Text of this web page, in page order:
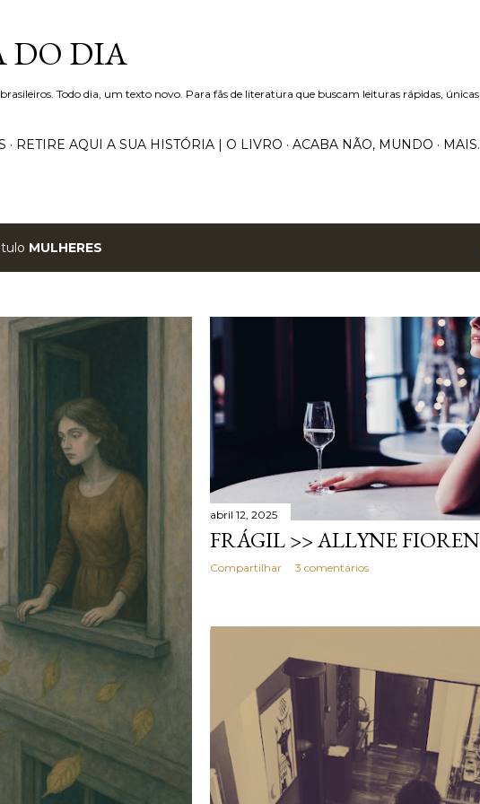
DO DIA
Todo dia, um texto novo. Para fãs de literatura que buscam leituras rápidas, únicas
RETIRE AQUI A SUA HISTÓRIA | O LIVRO ACABA NÃO, MUNDO
MULHERES
abril 12, 2025
FRÁGIL >> ALLYNE
Compartilhar 3 comentários